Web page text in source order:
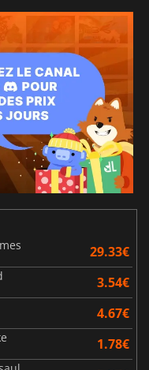
29.33€
3.54€
4.67€
1.78€